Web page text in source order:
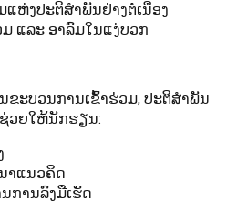
ຫ່ງປະຕິສຳພັນຢ່າງຕໍ່ເນື່ອງ
ແລະ ອາລົມໃນແງ່ບວກ
ະບວນການເຂົ້າຮ່ວມ, ປະຕິສຳພັນ
ວຍໃຫ້ນັກຮຽນ:
າແນວຄິດ
ການລົງມືເຮັດ